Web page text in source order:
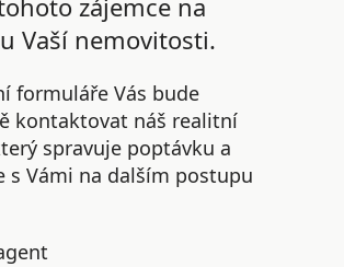
zájemce na
Vaší nemovitosti.
formuláře Vás bude
kontaktovat náš realitní
spravuje poptávku a
s Vámi na dalším postupu